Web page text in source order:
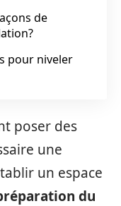
de
pour niveler
poser des
une
un espace
du